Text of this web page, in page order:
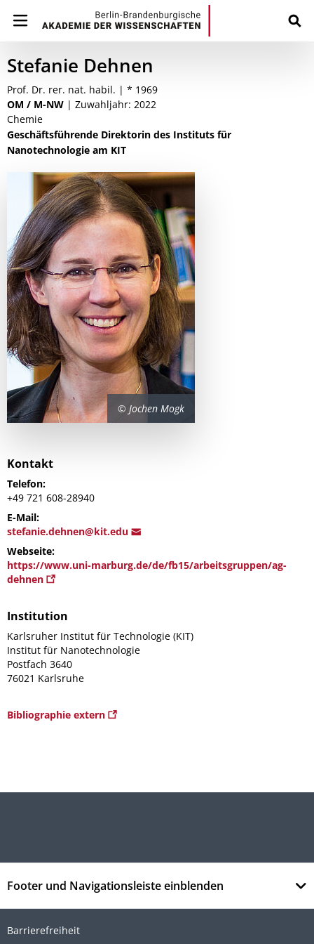
Stefanie Dehnen
Prof. Dr. rer. nat. habil. | * 1969
OM / M-NW | Zuwahljahr: 2022
Chemie
Geschäftsführende Direktorin des Instituts für
Nanotechnologie am KIT
© Jochen Mogk
Kontakt
Telefon:
+49 721 608-28940
E-Mail:
stefanie.dehnen@kit.edu
Webseite:
https://www.uni-marburg.de/de/fb15/arbeitsgruppen/ag-
dehnen
Institution
Karlsruher Institut für Technologie (KIT)
Institut für Nanotechnologie
Postfach 3640
76021 Karlsruhe
Bibliographie extern
Footer und Navigationsleiste einblenden
Barrierefreiheit